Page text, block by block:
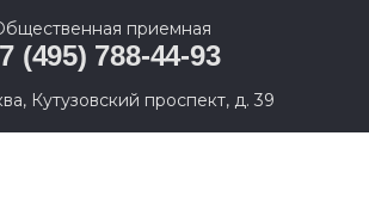
приемная
(495) 788-44-93
Кутузовский проспект, д. 39